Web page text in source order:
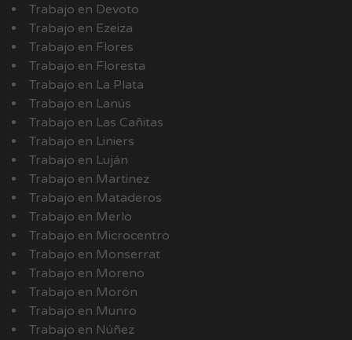
Trabajo en Devoto
Trabajo en Ezeiza
Trabajo en Flores
Trabajo en Floresta
Trabajo en La Plata
Trabajo en Lanús
Trabajo en Las Cañitas
Trabajo en Liniers
Trabajo en Luján
Trabajo en Martinez
Trabajo en Mataderos
Trabajo en Merlo
Trabajo en Microcentro
Trabajo en Monserrat
Trabajo en Moreno
Trabajo en Morón
Trabajo en Munro
Trabajo en Núñez